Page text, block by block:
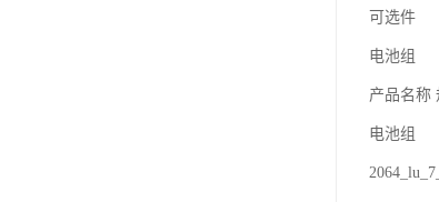
可选件
电池组
产品名称
电池组